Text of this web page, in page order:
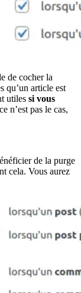
de cocher la
qu’un article est
utiles si vous
n’est pas le cas,
de la purge
cela. Vous aurez